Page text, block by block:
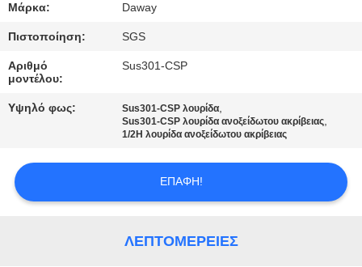
ΜΑΣ
ΕΛΆΤΕ
ΣΕ
ΕΠΑΦΉ
ΈΝΑ
ΑΠΌΣΠΑΣΜΑ
Μάρκα: Daway
Πιστοποίηση: SGS
Αριθμό
μοντέλου:
Sus301-CSP
Υψηλό φως: Sus301-CSP λουρίδα,
Sus301-CSP λουρίδα ανοξείδωτου ακρίβειας,
1/2H λουρίδα ανοξείδωτου ακρίβειας
ΕΠΑΦΉ!
ΛΕΠΤΟΜΈΡΕΙΕΣ